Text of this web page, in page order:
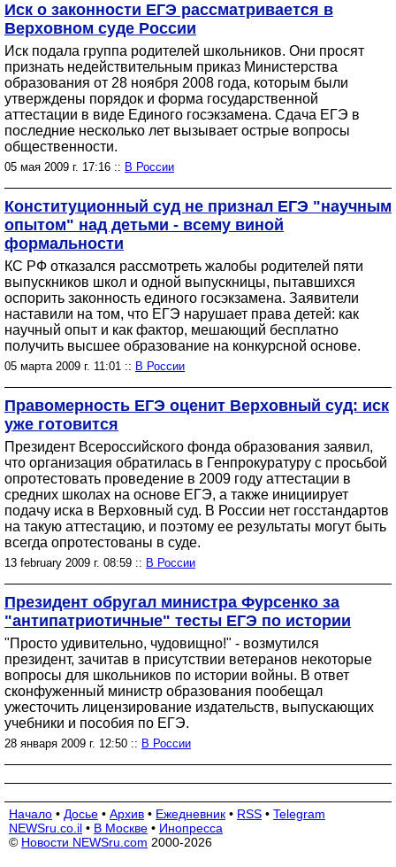
Иск о законности ЕГЭ рассматривается в
Верховном суде России
Иск подала группа родителей школьников. Они просят
признать недействительным приказ Министерства
образования от 28 ноября 2008 года, которым были
утверждены порядок и форма государственной
аттестации в виде Единого госэкзамена. Сдача ЕГЭ в
последние несколько лет вызывает острые вопросы
общественности.
05 мая 2009 г. 17:16 :: В России
Конституционный суд не признал ЕГЭ "научным
опытом" над детьми - всему виной
формальности
КС РФ отказался рассмотреть жалобы родителей пяти
выпускников школ и одной выпускницы, пытавшихся
оспорить законность единого госэкзамена. Заявители
наставили на том, что ЕГЭ нарушает права детей: как
научный опыт и как фактор, мешающий бесплатно
получить высшее образование на конкурсной основе.
05 марта 2009 г. 11:01 :: В России
Правомерность ЕГЭ оценит Верховный суд: иск
уже готовится
Президент Всероссийского фонда образования заявил,
что организация обратилась в Генпрокуратуру с просьбой
опротестовать проведение в 2009 году аттестации в
средних школах на основе ЕГЭ, а также инициирует
подачу иска в Верховный суд. В России нет госстандартов
на такую аттестацию, и поэтому ее результаты могут быть
всегда опротестованы в суде.
13 february 2009 г. 08:59 :: В России
Президент обругал министра Фурсенко за
"антипатриотичные" тесты ЕГЭ по истории
"Просто удивительно, чудовищно!" - возмутился
президент, зачитав в присутствии ветеранов некоторые
вопросы для школьников по истории войны. В ответ
сконфуженный министр образования пообещал
ужесточить лицензирование издательств, выпускающих
учебники и пособия по ЕГЭ.
28 января 2009 г. 12:50 :: В России
Начало • Досье • Архив • Ежедневник • RSS • Telegram
NEWSru.co.il • В Москве • Инопресса
© Новости NEWSru.com 2000-2026